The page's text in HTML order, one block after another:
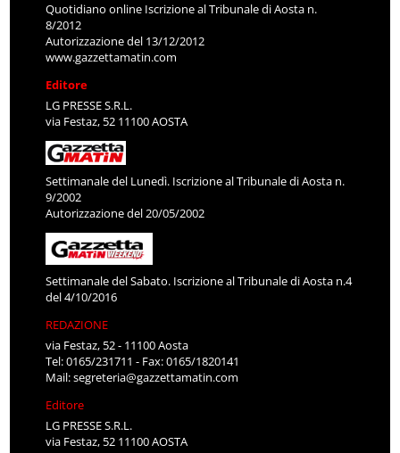
Quotidiano online Iscrizione al Tribunale di Aosta n.
8/2012
Autorizzazione del 13/12/2012
www.gazzettamatin.com
Editore
LG PRESSE S.R.L.
via Festaz, 52 11100 AOSTA
Settimanale del Lunedì. Iscrizione al Tribunale di Aosta n.
9/2002
Autorizzazione del 20/05/2002
Settimanale del Sabato. Iscrizione al Tribunale di Aosta n.4
del 4/10/2016
REDAZIONE
via Festaz, 52 - 11100 Aosta
Tel: 0165/231711 - Fax: 0165/1820141
Mail:segreteria@gazzettamatin.com
Editore
LG PRESSE S.R.L.
via Festaz, 52 11100 AOSTA